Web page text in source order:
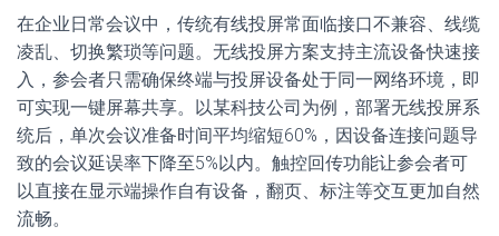
在企业日常会议中，传统有线投屏常面临接口不兼容、线缆
凌乱、切换繁琐等问题。无线投屏方案支持主流设备快速接
入，参会者只需确保终端与投屏设备处于同一网络环境，即
可实现一键屏幕共享。以某科技公司为例，部署无线投屏系
统后，单次会议准备时间平均缩短60%，因设备连接问题导
致的会议延误率下降至5%以内。触控回传功能让参会者可
以直接在显示端操作自有设备，翻页、标注等交互更加自然
流畅。